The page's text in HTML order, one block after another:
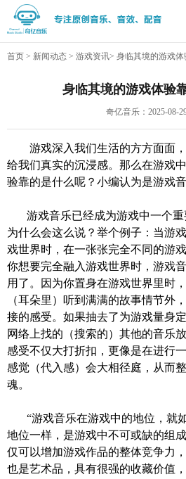
首页 > 新闻动态 > 游戏资讯> 身临其境的游戏体
身临其境的游戏体验
奇亿音乐：2025-08-
游戏深入我们生活的方方面面
给我们真实的沉浸感。那么在游戏
验靠的是什么呢？小编认为是游戏音
游戏音乐已经成为游戏中一个重
为什么会这么说？举个例子：当游
戏世界时，在一张张完全不同的游
你想要完全融入游戏世界时 ， 游戏
用 了 。因为你置身在游戏世界里时
（耳朵里 ） 听到满满的故事情节外
接的感受。如果抽去了为游戏量身
网络上找的 （搜索的） 其他的音乐
感受不仅大打折扣，更像是在进行
感觉 （代入感） 会大相径庭，从而
魂。
“游戏音乐在游戏中的地位，就
地位一样，是游戏中不可或缺的组
仅可以增加游戏作品的整体竞争力
也是艺术品，具有很强的收藏价值